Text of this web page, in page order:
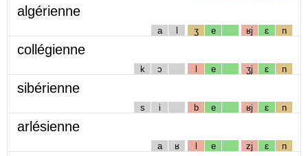
algérienne
a l ʒ e ʁj ɛ n
collégienne
k ɔ l e ʒj ɛ n
sibérienne
s i b e ʁj ɛ n
arlésienne
a ʁ l e zj ɛ n